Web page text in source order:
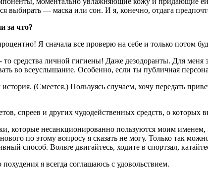
выбирать — маска или сон. И я, конечно, отдага
за что?
Я сначала все проверю на себе и только потом
средства личной гигиены! Даже дезодоранты. Для
во всеуслыша­ние. Особенно, если ты публич­ная
(Смеется.) Пользуясь случаем, хочу передать
спреев и других чудодействен­ных средств, о которых
которые несанкционированно пользуются моим именем,
по этому вопросу я ска­зать не могу. Только так
способ. Воль­те двигайтесь, ходите в спорт­зал,
я всегда соглашаюсь с удовольствием.